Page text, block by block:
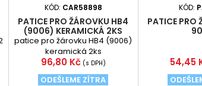
KÓD: CAR58898
PATICE PRO ŽÁROVKU HB4
(9006) KERAMICKÁ 2KS
patice pro žárovku HB4 (9006)
keramická 2ks
Cena
96,80 Kč (s DPH)
ODEŠLEME ZÍTRA
KÓD:
PATICE PRO
Cena
54,45